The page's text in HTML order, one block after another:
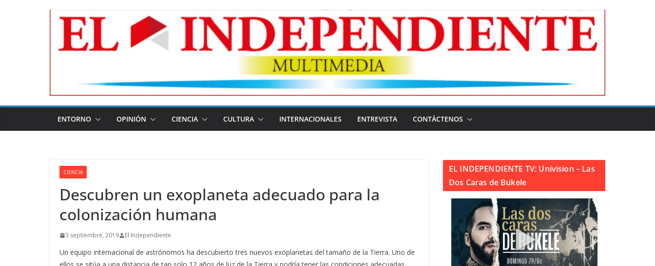
ENTORNO OPINIÓN CIENCIA CULTURA INTERNACIONALES ENTREVISTA CONTÁCTENOS
CIENCIA
Descubren un exoplaneta adecuado para la
colonización humana
3 septiembre, 2019 El Independiente
Un equipo internacional de astrónomos ha descubierto tres nuevos exoplanetas del tamaño de la Tierra. Uno de
EL INDEPENDIENTE TV: Univision – Las
Dos Caras de Bukele